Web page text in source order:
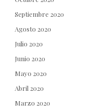
Septiembre 2020
Agosto 2020
Julio 2020
Junio 2020
Mayo 2020
Abril 2020
Marzo 2020